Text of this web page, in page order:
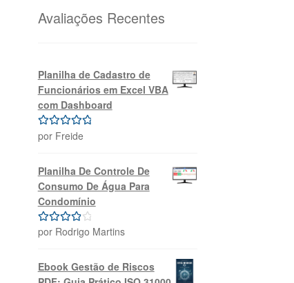
R$69,99.R$39,99.
Avaliações Recentes
Planilha de Cadastro de
Funcionários em Excel VBA
com Dashboard
Avaliação5
por Freide
Planilha De Controle De
Consumo De Água Para
Condomínio
Avaliação
por Rodrigo Martins
Ebook Gestão de Riscos